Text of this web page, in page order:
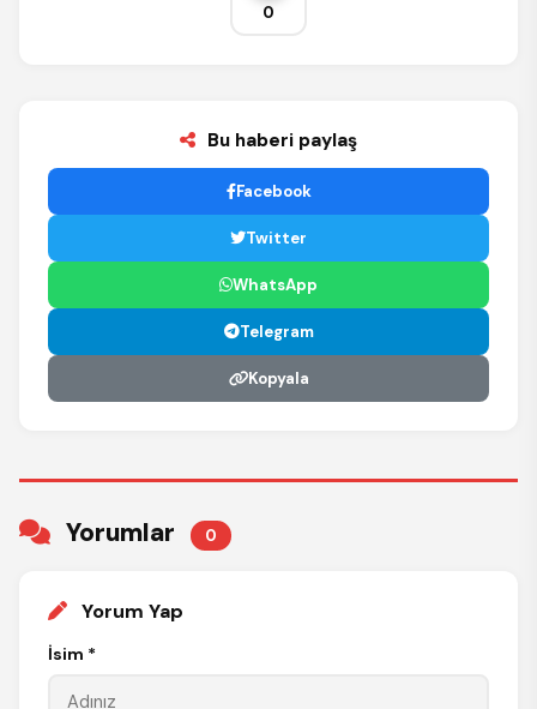
0
Bu haberi paylaş
Facebook
Twitter
WhatsApp
Telegram
Kopyala
Yorumlar 0
Yorum Yap
İsim *